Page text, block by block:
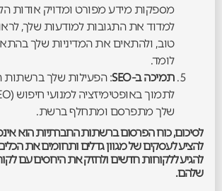
מספקות מידע מפורט ומדויק אודות
למדוד את התגובות למודעות שלך,
טוב, ולהתאים את המדיניות שלך
לומד.
תמיכה ב-SEO
: הפעילות שלך ברשתות
שלך מתפרסם ומתחלף ברשת.
לסיכום, כוח הפרסום ברשתות החברתיות הוא
להציע לעסקים של מגוון גדלים ותחומים את
להגיע ללקוחות חדשים ולחזק את היחסים עם
שלהם.